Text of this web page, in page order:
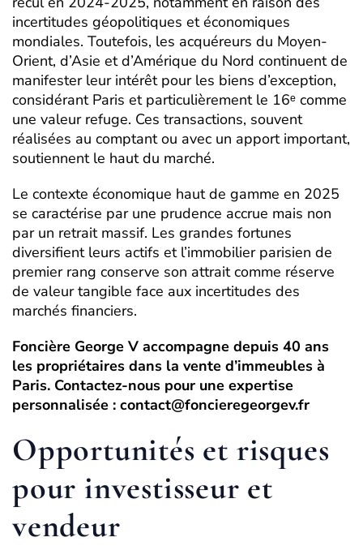
incertitudes géopolitiques et économiques
mondiales. Toutefois, les acquéreurs du Moyen-
Orient, d’Asie et d’Amérique du Nord continuent de
manifester leur intérêt pour les biens d’exception,
considérant Paris et particulièrement le 16ᵉ comme
une valeur refuge. Ces transactions, souvent
réalisées au comptant ou avec un apport important,
soutiennent le haut du marché.
Le contexte économique haut de gamme en 2025
se caractérise par une prudence accrue mais non
par un retrait massif. Les grandes fortunes
diversifient leurs actifs et l’immobilier parisien de
premier rang conserve son attrait comme réserve
de valeur tangible face aux incertitudes des
marchés financiers.
Foncière George V accompagne depuis 40 ans
les propriétaires dans la vente d’immeubles à
Paris. Contactez-nous pour une expertise
personnalisée : contact@foncieregeorgev.fr
Opportunités et risques
pour investisseur et
vendeur